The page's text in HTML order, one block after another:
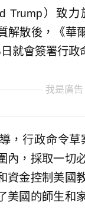
Trump）致
解散後，《
就會簽署行政
我是廣
，行政命令草
內，採取一
資金控制美國
美國的師生和